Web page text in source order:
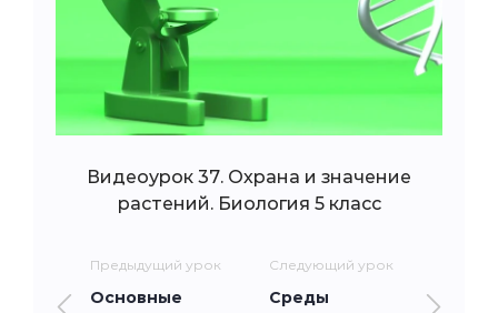
Видеоурок 37. Охрана и значение
растений. Биология 5 класс
Предыдущий урок
Основные
Следующий урок
Среды